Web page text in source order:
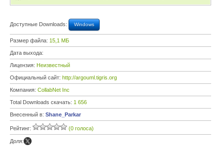
Доступные Downloads: Windows
Размер файла: 15,1 МБ
Дата выхода:
Лицензия: Неизвестный
Официальный сайт: http://argouml.tigris.org
Компания: CollabNet Inc
Total Downloads скачать: 1 656
Внесенный в: Shane_Parkar
Рейтинг: (0 голоса)
Доля: